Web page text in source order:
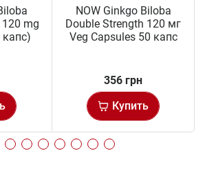
mg
капс)
NOW Ginkgo Biloba
Double Strength 120 мг
Veg Capsules 50 капс
356 грн
Купить